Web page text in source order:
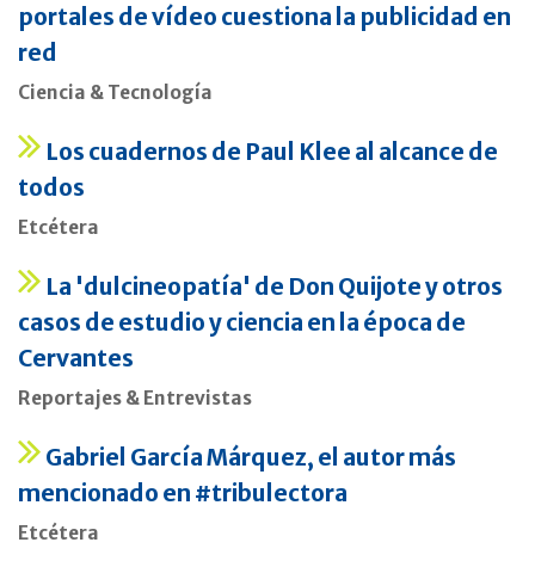
portales de vídeo cuestiona la publicidad en
red
Ciencia & Tecnología
Los cuadernos de Paul Klee al alcance de
todos
Etcétera
La 'dulcineopatía' de Don Quijote y otros
casos de estudio y ciencia en la época de
Cervantes
Reportajes & Entrevistas
Gabriel García Márquez, el autor más
mencionado en #tribulectora
Etcétera